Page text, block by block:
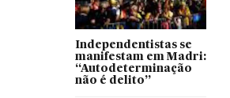
Independentistas se
manifestam em Madri:
“Autodeterminação
não é delito”